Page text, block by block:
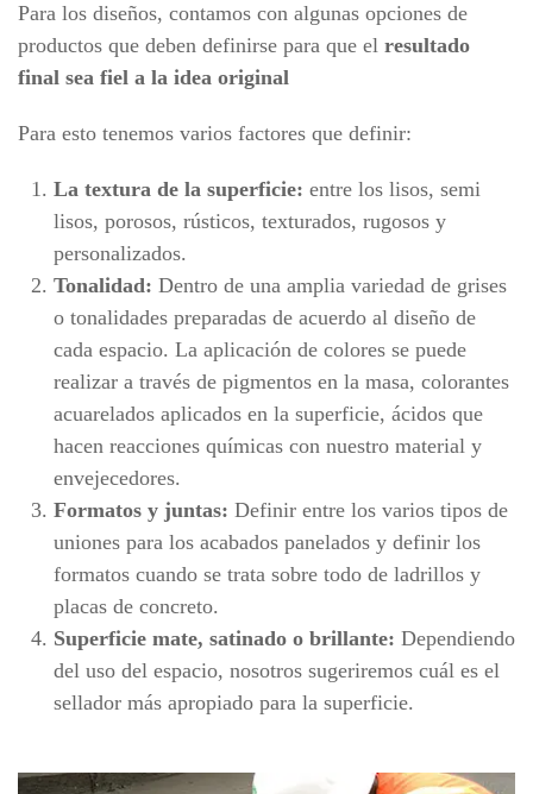
Para los diseños, contamos con algunas opciones de
productos que deben definirse para que el resultado
final sea fiel a la idea original
Para esto tenemos varios factores que definir:
La textura de la superficie: entre los lisos, semi
lisos, porosos, rústicos, texturados, rugosos y
personalizados.
Tonalidad: Dentro de una amplia variedad de grises
o tonalidades preparadas de acuerdo al diseño de
cada espacio. La aplicación de colores se puede
realizar a través de pigmentos en la masa, colorantes
acuarelados aplicados en la superficie, ácidos que
hacen reacciones químicas con nuestro material y
envejecedores.
Formatos y juntas: Definir entre los varios tipos de
uniones para los acabados panelados y definir los
formatos cuando se trata sobre todo de ladrillos y
placas de concreto.
Superficie mate, satinado o brillante: Dependiendo
del uso del espacio, nosotros sugeriremos cuál es el
sellador más apropiado para la superficie.